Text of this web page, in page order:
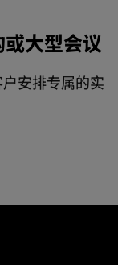
大型会议
安排专属的实